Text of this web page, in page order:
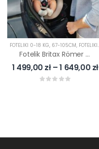
FOTELIKI 0-18 KG, 67-105CM, FOTELIKI SAMOCHODOWE
Fotelik Britax Römer DUALFIX PRO M
1 499,00 zł–1 649,00 zł